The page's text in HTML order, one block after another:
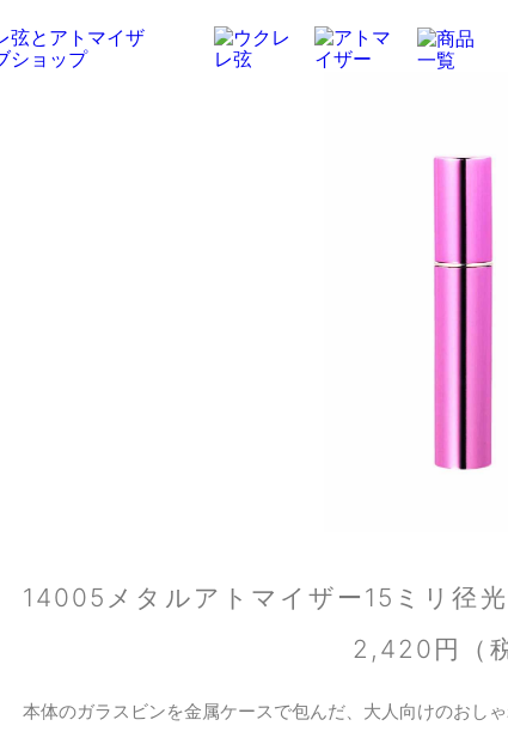
14005メタルアトマイザー15ミリ径光
2,420円（
本体のガラスビンを金属ケースで包んだ、大人向けのおしゃ